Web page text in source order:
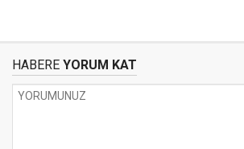
HABERE YORUM KAT